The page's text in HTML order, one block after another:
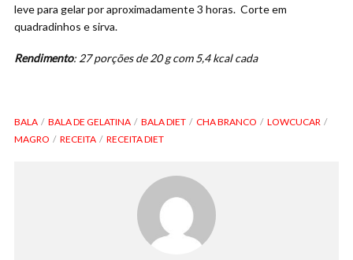
leve para gelar por aproximadamente 3 horas. Corte em
quadradinhos e sirva.
Rendimento: 27 porções de 20 g com 5,4 kcal cada
BALA BALA DE GELATINA BALA DIET CHA BRANCO
LOWCUCAR
MAGRO
RECEITA RECEITA DIET